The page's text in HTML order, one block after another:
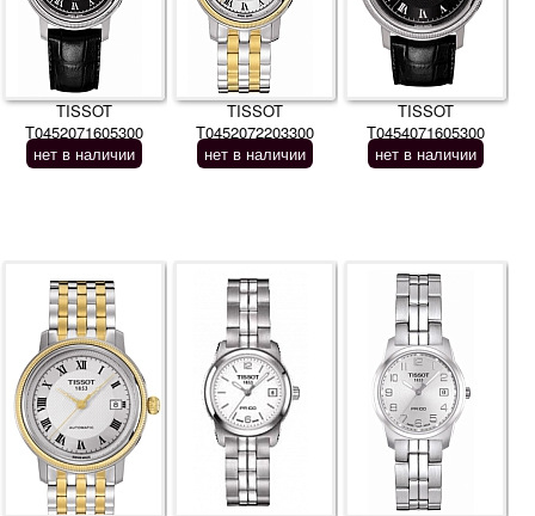
TISSOT
T0452071605300
нет в наличии
TISSOT
T0452072203300
нет в наличии
TISSOT
T0454071605300
нет в наличии